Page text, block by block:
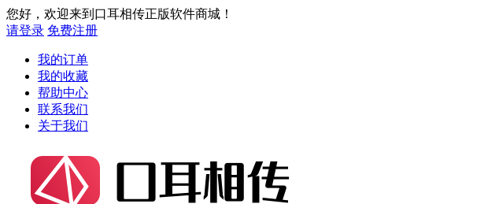
您好，欢迎来到口耳相传正版软件商城！
请登录 免费注册
我的订单
我的收藏
帮助中心
联系我们
关于我们